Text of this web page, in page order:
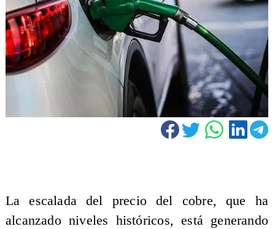
La escalada del precio del cobre, que ha
alcanzado niveles históricos, está generando